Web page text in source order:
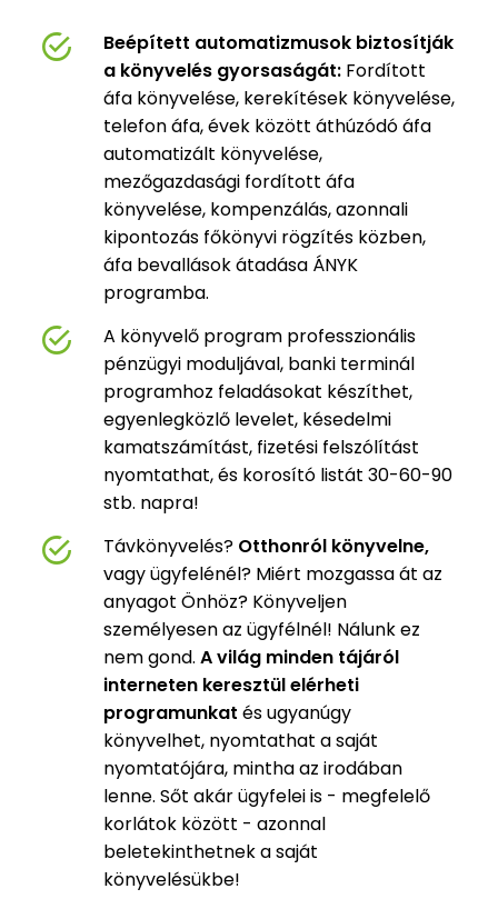
Beépített automatizmusok biztosítják
a könyvelés gyorsaságát: Fordított
áfa könyvelése, kerekítések könyvelése,
telefon áfa, évek között áthúzódó áfa
automatizált könyvelése,
mezőgazdasági fordított áfa
könyvelése, kompenzálás, azonnali
kipontozás főkönyvi rögzítés közben,
áfa bevallások átadása ÁNYK
programba.
A könyvelő program professzionális
pénzügyi moduljával, banki terminál
programhoz feladásokat készíthet,
egyenlegközlő levelet, késedelmi
kamatszámítást, fizetési felszólítást
nyomtathat, és korosító listát 30-60-90
stb. napra!
Távkönyvelés? Otthonról könyvelne,
vagy ügyfelénél? Miért mozgassa át az
anyagot Önhöz? Könyveljen
személyesen az ügyfélnél! Nálunk ez
nem gond.A világ minden tájáról
interneten keresztül elérheti
programunkatés ugyanúgy
könyvelhet, nyomtathat a saját
nyomtatójára, mintha az irodában
lenne. Sőt akár ügyfelei is - megfelelő
korlátok között - azonnal
beletekinthetnek a saját
könyvelésükbe!